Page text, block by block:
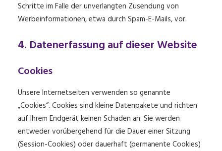
Schritte im Falle der unverlangten Zusendung von
Werbeinformationen, etwa durch Spam-E-Mails, vor.
4. Datenerfassung auf dieser Website
Cookies
Unsere Internetseiten verwenden so genannte
„Cookies“. Cookies sind kleine Datenpakete und richten
auf Ihrem Endgerät keinen Schaden an. Sie werden
entweder vorübergehend für die Dauer einer Sitzung
(Session-Cookies) oder dauerhaft (permanente Cookies)